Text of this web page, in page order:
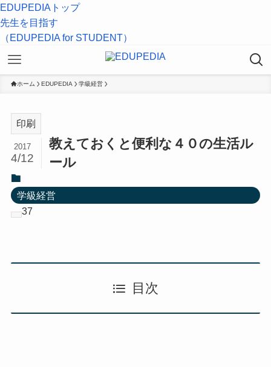
EDUPEDIAトップ
先生を目指す
（EDUPEDIA for STUDENT）
ホーム EDUPEDIA 学級経営
印刷
教えておくと便利な４０の生活ル
ール
2017
4/12
学級経営
37
目次